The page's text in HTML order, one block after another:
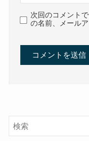
次回のコメント
の名前、メール